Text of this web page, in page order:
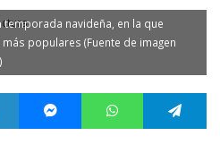
navideña, en la que
populares (Fuente de imagen
LinkedIn MessengerWhatsApp